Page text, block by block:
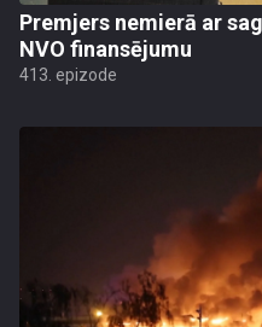
Premjers nemierā ar
NVO finansējumu
413. epizode